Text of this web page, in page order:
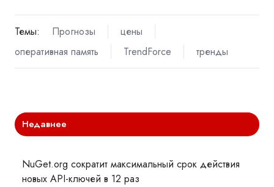
Темы: Прогнозы
цены
оперативная память
TrendForce тренды
Недавнее
NuGet.org сократит максимальный срок действия
новых API-ключей в 12 раз